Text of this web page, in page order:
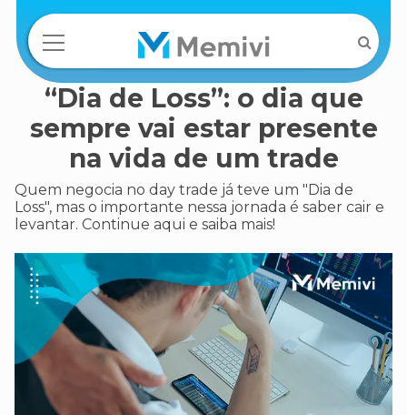
“Dia de Loss”: o dia que
sempre vai estar presente
na vida de um trade
Quem negocia no day trade já teve um "Dia de
Loss", mas o importante nessa jornada é saber cair e
levantar. Continue aqui e saiba mais!